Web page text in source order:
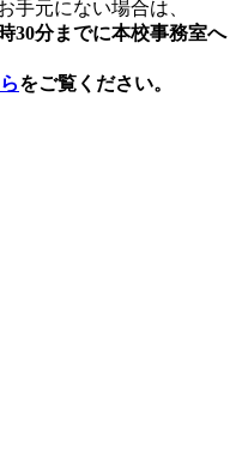
手元にない場合は、
30分までに本校事務室へ
をご覧ください。